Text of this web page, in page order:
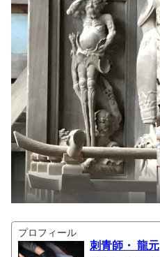
プロフィール
刺青師・ 龍元